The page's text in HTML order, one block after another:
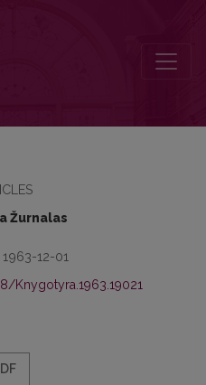
Žurnalas
12-01
Knygotyra.1963.19021